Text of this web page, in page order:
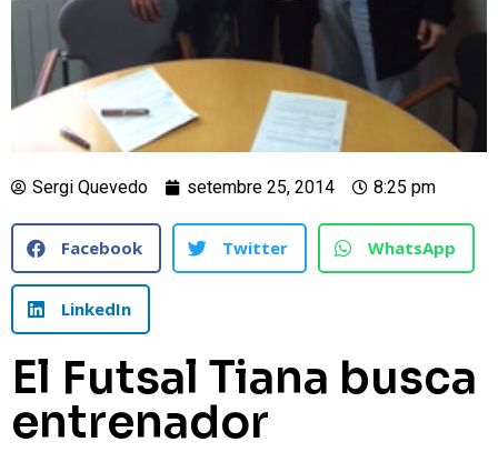
Sergi Quevedo setembre 25, 2014 8:25 pm
Facebook Twitter WhatsApp
LinkedIn
El Futsal Tiana busca
entrenador